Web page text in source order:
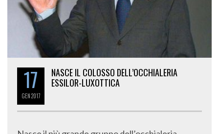
17
GEN2017
NASCE IL COLOSSO DELL’OCCHIALERIA
ESSILOR-LUXOTTICA